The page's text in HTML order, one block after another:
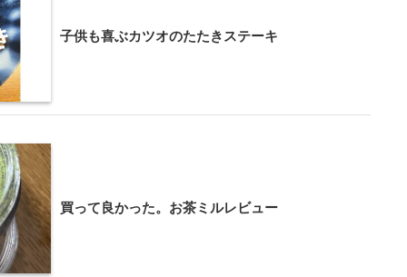
子供も喜ぶカツオのたたきステーキ
買って良かった。お茶ミルレビュー